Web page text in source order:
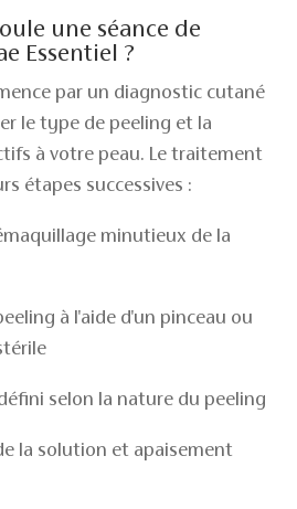
une séance de
Essentiel ?
par un diagnostic cutané
le type de peeling et la
à votre peau. Le traitement
étapes successives :
minutieux de la
à l'aide d'un pinceau ou
selon la nature du peeling
la solution et apaisement